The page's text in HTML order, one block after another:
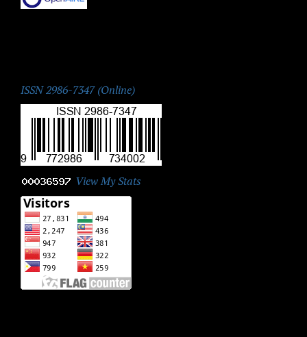
ISSN 2986-7347 (Online)
View My Stats